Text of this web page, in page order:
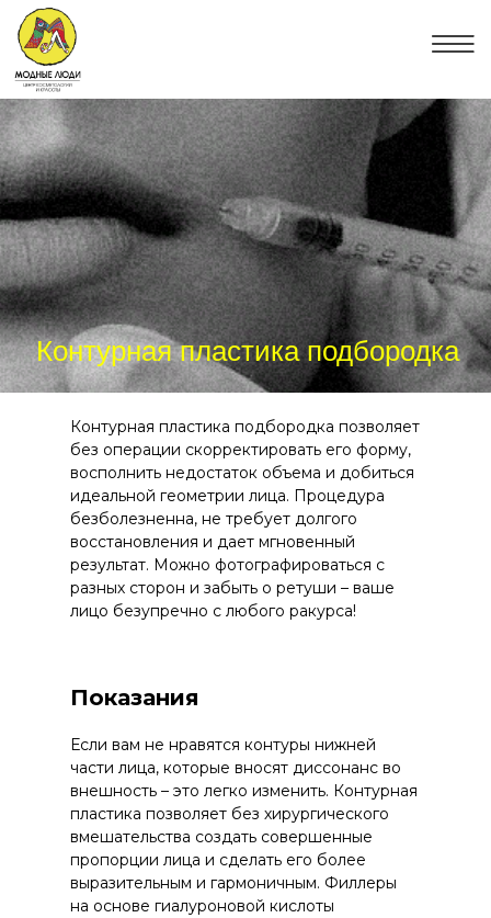
Если вам не нравятся контуры нижней
части лица, которые вносят диссонанс во
внешность – это легко изменить. Контурная
пластика позволяет без хирургического
вмешательства создать совершенные
пропорции лица и сделать его более
выразительным и гармоничным. Филлеры
на основе гиалуроновой кислоты
Контурная пластика подбородка позволяет
без операции скорректировать его форму,
восполнить недостаток объема и добиться
идеальной геометрии лица. Процедура
безболезненна, не требует долгого
восстановления и дает мгновенный
результат. Можно фотографироваться с
разных сторон и забыть о ретуши – ваше
лицо безупречно с любого ракурса!
Показания
Контурная пластика подбородка